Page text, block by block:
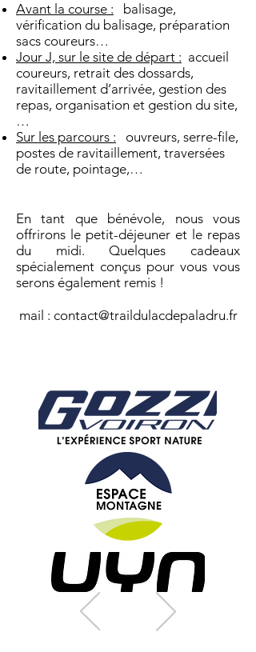
Avant la course : balisage,
vérification du balisage, préparation
sacs coureurs…
Jour J, sur le site de départ : accueil
coureurs, retrait des dossards,
ravitaillement d’arrivée, gestion des
repas, organisation et gestion du site,
…
Sur les parcours :
ouvreurs, serre-file,
postes de ravitaillement, traversées
de route, pointage,…
En tant que bénévole, nous vous
offrirons le petit-déjeuner et le repas
du midi. Quelques cadeaux
spécialement conçus pour vous vous
serons également remis !
mail : contact@traildulacdepaladru.fr